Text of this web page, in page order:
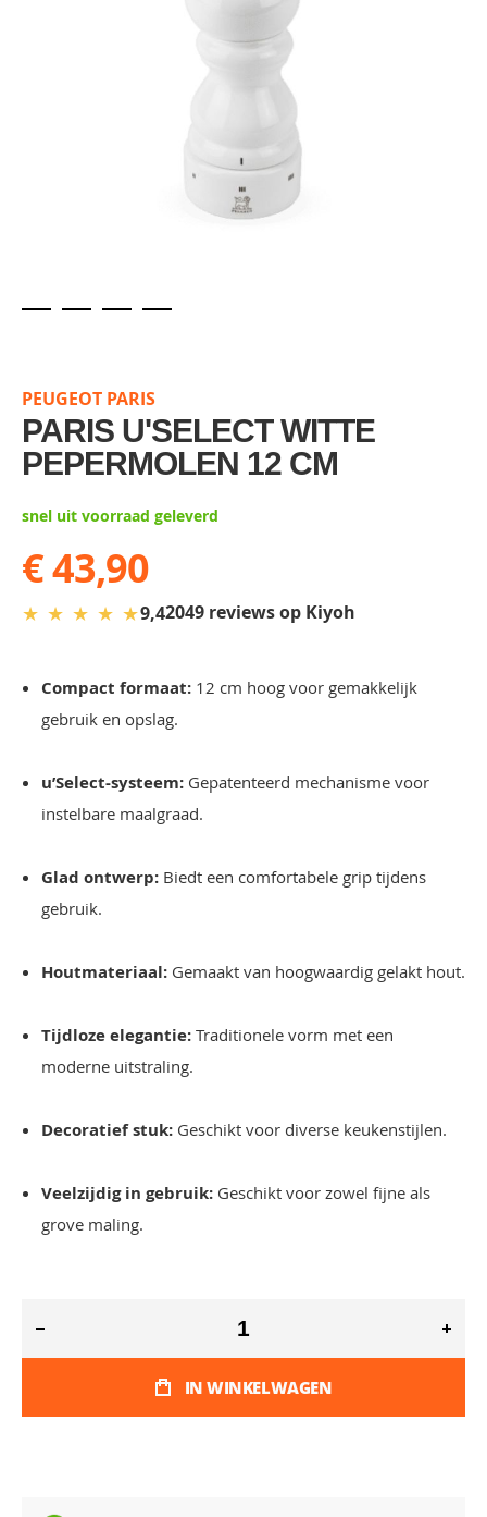
beginning
of
the
images
PEUGEOT PARIS
PARIS U'SELECT WITTE
PEPERMOLEN 12 CM
snel uit voorraad geleverd
€ 43,90
★ ★ ★ ★ ★9,42049 reviews op Kiyoh
Compact formaat: 12 cm hoog voor gemakkelijk
gebruik en opslag.
u’Select-systeem: Gepatenteerd mechanisme voor
instelbare maalgraad.
Glad ontwerp: Biedt een comfortabele grip tijdens
gebruik.
Houtmateriaal: Gemaakt van hoogwaardig gelakt hout.
Tijdloze elegantie: Traditionele vorm met een
moderne uitstraling.
Decoratief stuk: Geschikt voor diverse keukenstijlen.
Veelzijdig in gebruik: Geschikt voor zowel fijne als
grove maling.
IN WINKELWAGEN